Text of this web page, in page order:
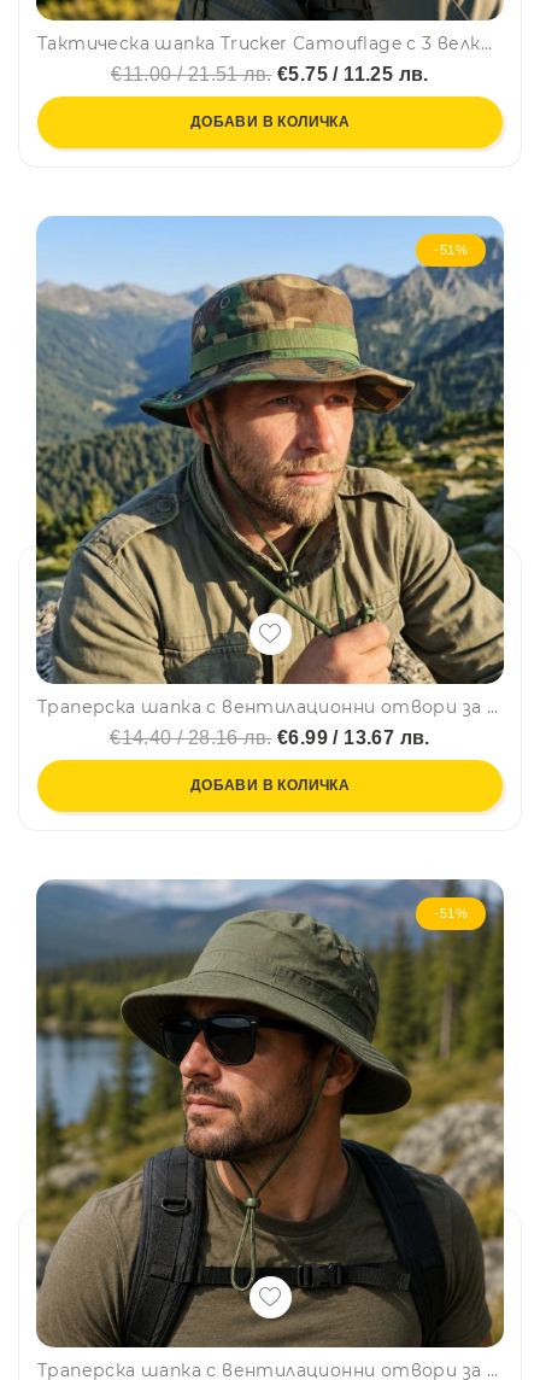
Тактическа шапка Trucker Camouflage с 3 велкро панела за нашивки и емблеми - направи собствен дизайн
€11.00 / 21.51 лв.€5.75 / 11.25 лв.
ДОБАВИ В КОЛИЧКА
-51%
Траперска шапка с вентилационни отвори за лов, риболов и туризъм Camouflage, регулируема връзка
€14.40 / 28.16 лв.€6.99 / 13.67 лв.
ДОБАВИ В КОЛИЧКА
-51%
Траперска шапка с вентилационни отвори за лов, риболов и туризъм Military green, регулируема връзка